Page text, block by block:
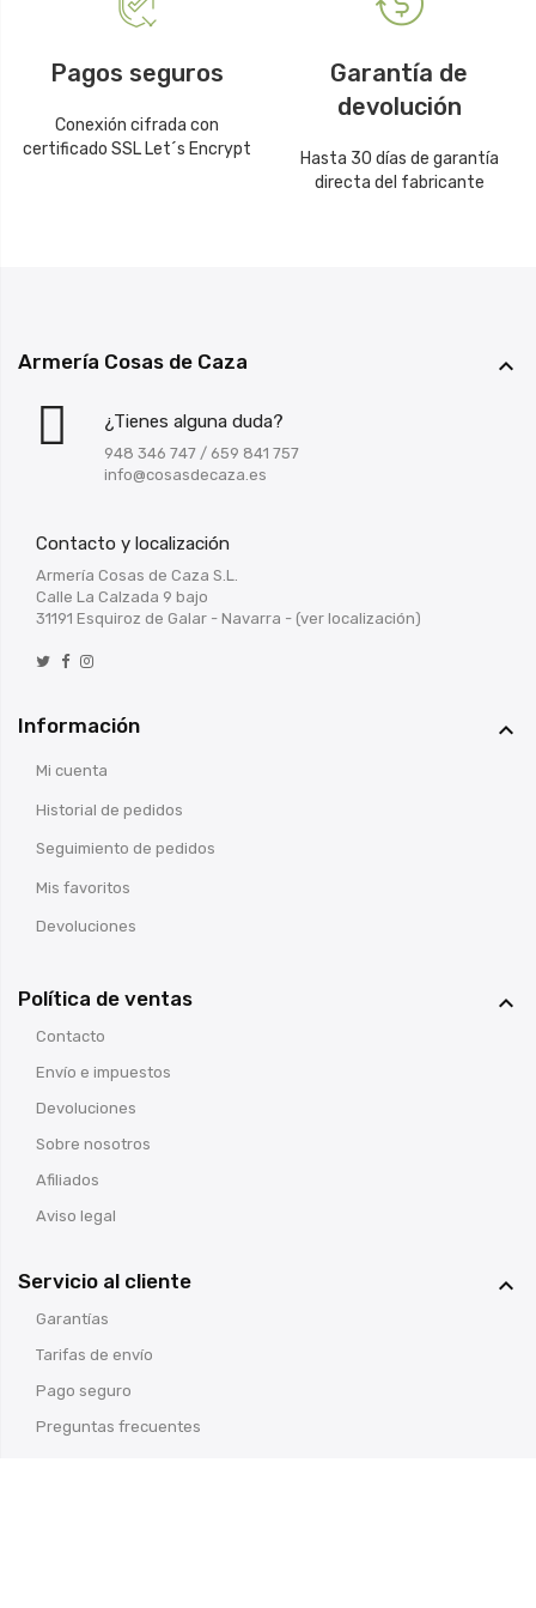
Pagos seguros
Conexión cifrada con
certificado SSL Let´s Encrypt
Garantía de
devolución
Hasta 30 días de garantía
directa del fabricante
Armería Cosas de Caza 
¿Tienes alguna duda?
948 346 747 / 659 841 757
info@cosasdecaza.es
Contacto y localización
Armería Cosas de Caza S.L.
Calle La Calzada 9 bajo
31191 Esquiroz de Galar - Navarra - (ver localización)
Información 
Mi cuenta
Historial de pedidos
Seguimiento de pedidos
Mis favoritos
Devoluciones
Política de ventas 
Contacto
Envío e impuestos
Devoluciones
Sobre nosotros
Afiliados
Aviso legal
Servicio al cliente 
Garantías
Tarifas de envío
Pago seguro
Preguntas frecuentes